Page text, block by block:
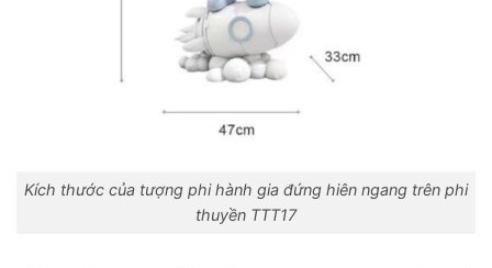
Kích thước của tượng phi hành gia đứng hiên ngang trên phi
thuyền TTT17